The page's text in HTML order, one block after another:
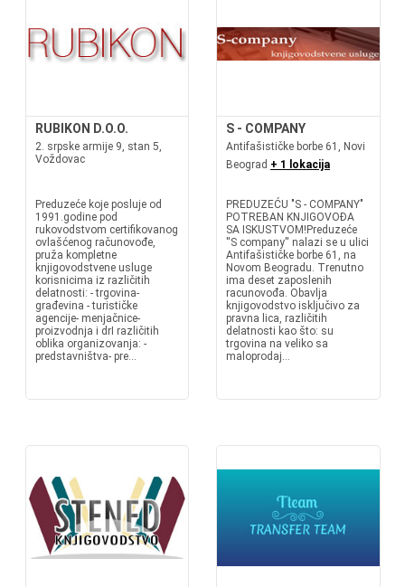
RUBIKON D.O.O.
2. srpske armije 9, stan 5,
Voždovac
Preduzeće koje posluje od
1991.godine pod
rukovodstvom certifikovanog
ovlašćenog računovođe,
pruža kompletne
knjigovodstvene usluge
korisnicima iz različitih
delatnosti: - trgovina-
građevina - turističke
agencije- menjačnice-
proizvodnja i drI različitih
oblika organizovanja: -
predstavništva- pre...
S - COMPANY
Antifašističke borbe 61, Novi
Beograd + 1 lokacija
PREDUZEĆU "S - COMPANY"
POTREBAN KNJIGOVOĐA
SA ISKUSTVOM!Preduzeće
''S company'' nalazi se u ulici
Antifašističke borbe 61, na
Novom Beogradu. Trenutno
ima deset zaposlenih
racunovođa. Obavlja
knjigovodstvo isključivo za
pravna lica, različitih
delatnosti kao što: su
trgovina na veliko sa
maloprodaj...